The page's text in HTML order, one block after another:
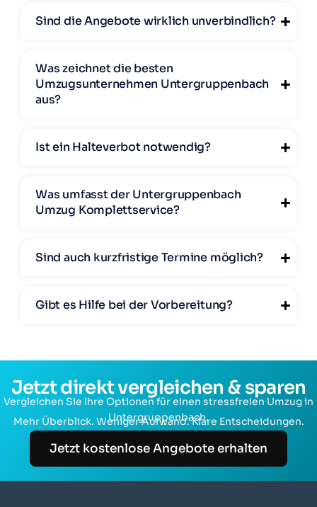
Sind die Angebote wirklich unverbindlich?
Was zeichnet die besten
Umzugsunternehmen Untergruppenbach
aus?
Ist ein Halteverbot notwendig?
Was umfasst der Untergruppenbach
Umzug Komplettservice?
Sind auch kurzfristige Termine möglich?
Gibt es Hilfe bei der Vorbereitung?
Jetzt direkt vergleichen & sparen
Vergleichen Sie Ihre Optionen für einen stressfreien Umzug in
Untergruppenbach.
Mehr Überblick. Weniger Aufwand. Klare Entscheidungen.
Jetzt kostenlose Angebote erhalten